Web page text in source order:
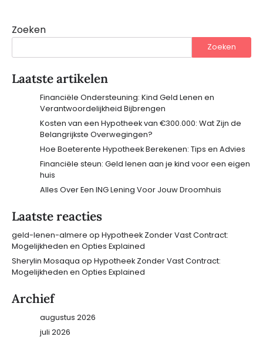
Zoeken
Zoeken
Laatste artikelen
Financiële Ondersteuning: Kind Geld Lenen en
Verantwoordelijkheid Bijbrengen
Kosten van een Hypotheek van €300.000: Wat Zijn de
Belangrijkste Overwegingen?
Hoe Boeterente Hypotheek Berekenen: Tips en Advies
Financiële steun: Geld lenen aan je kind voor een eigen
huis
Alles Over Een ING Lening Voor Jouw Droomhuis
Laatste reacties
geld-lenen-almere op Hypotheek Zonder Vast Contract:
Mogelijkheden en Opties Explained
Sherylin Mosaqua op Hypotheek Zonder Vast Contract:
Mogelijkheden en Opties Explained
Archief
augustus 2026
juli 2026